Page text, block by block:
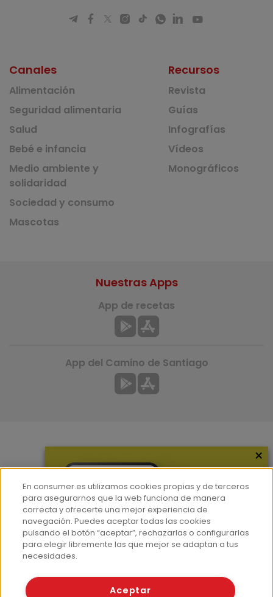
Canales
Alimentación
Seguridad alimentaria
Salud
Bebé e infancia
Medio ambiente y
solidaridad
Sociedad y consumo
Mascotas
Recursos
Revista
Guías
Infografías
Vídeos
Monográficos
Hemeroteca
Contacto
Prensa
Corpus Lingüístico Consumer
Nuestras Apps
App de recetas
App del Camino de Santiago
© Fundación EROSKI
×
En consumer.es utilizamos cookies propias y de terceros
para asegurarnos que la web funciona de manera
correcta y ofrecerte una mejor experiencia de
navegación. Puedes aceptar todas las cookies
pulsando el botón “aceptar”, rechazarlas o configurarlas
para elegir libremente las que mejor se adaptan a tus
necesidades.
Aceptar